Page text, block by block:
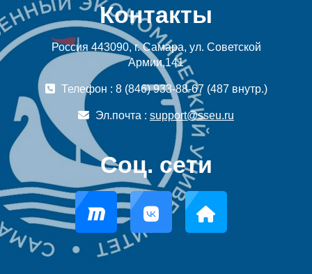
Контакты
Россия 443090, г. Самара, ул. Советской
Армии,141
Телефон : 8 (846) 933-88-67 (487 внутр.)
Эл.почта : support@sseu.ru
Соц. сети